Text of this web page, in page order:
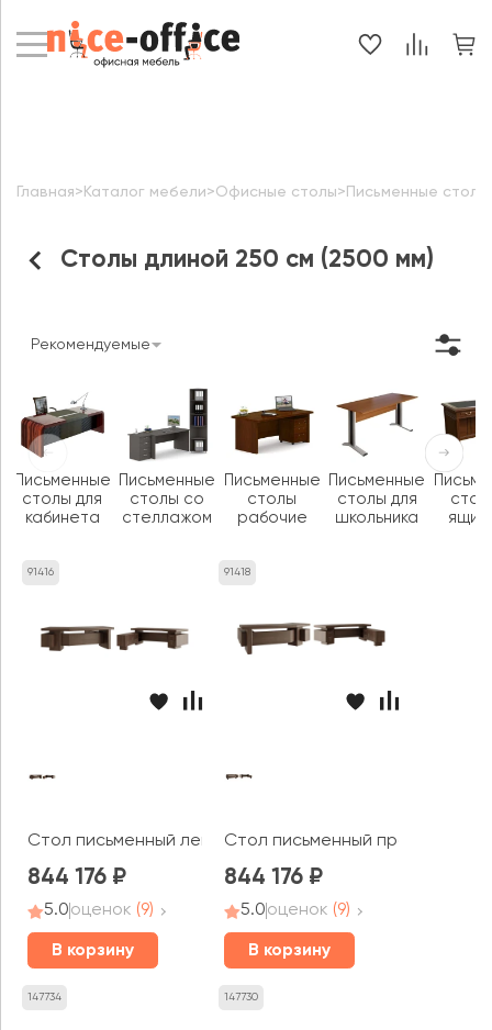
Столы длиной 250 см (2500 мм)
Главная> Каталог мебели>Офисные столы> Письменные столы
Рекомендуемые
91416
Стол письменный левый (приставка слева) Давос /
844 176
5.0оценок (9)
В корзину
91418
Стол письменный правый
844 176
5.0оценок (9)
В корзину
147734 147730
Письменные
столы для
кабинета
Письменные
столы со
стеллажом
Письменные
столы
рабочие
Письменные
столы для
школьника